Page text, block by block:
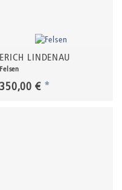
ERICH LINDENAU
Felsen
350,00 € *